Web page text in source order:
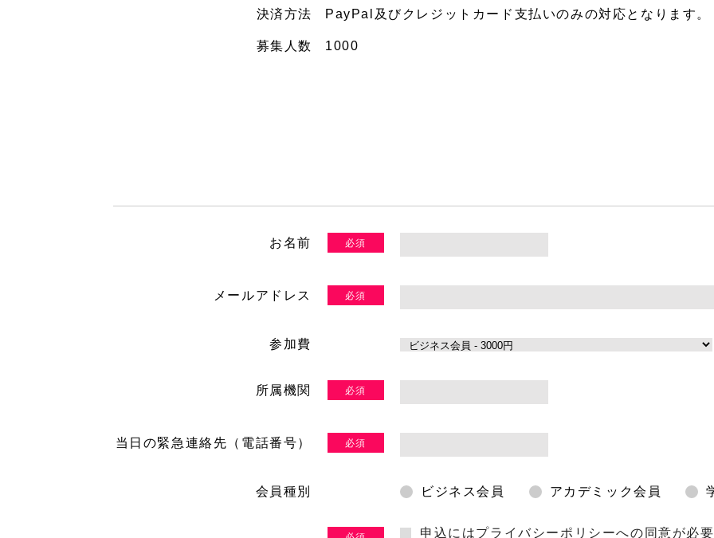
決済方法 PayPal及びクレジットカード支払いのみの対応となります。
募集人数 1000
お名前
メールアドレス
参加費
所属機関
当⽇の緊急連絡先（電話番号）
会員種別 ビジネス会員 アカデミック会員
申込にはプライバシーポリシーへの同意が必